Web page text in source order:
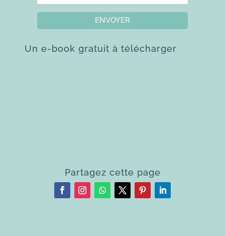
ENVOYER
Un e-book gratuit à télécharger
Partagez cette page